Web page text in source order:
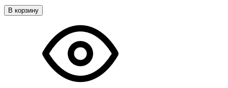
В корзину